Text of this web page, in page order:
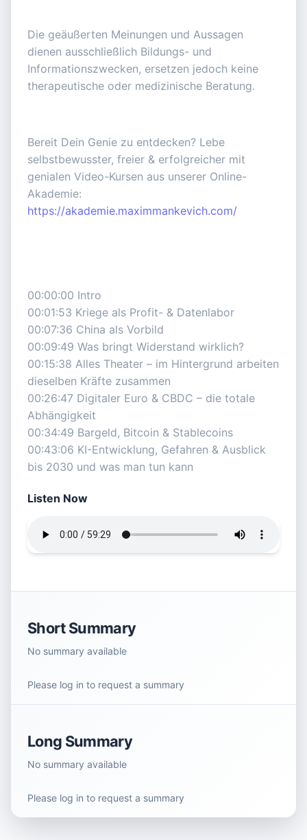
Die geäußerten Meinungen und Aussagen
dienen ausschließlich Bildungs- und
Informationszwecken, ersetzen jedoch keine
therapeutische oder medizinische Beratung.
Bereit Dein Genie zu entdecken? Lebe
selbstbewusster, freier & erfolgreicher mit
genialen Video-Kursen aus unserer Online-
Akademie:
https://akademie.maximmankevich.com/
00:00:00 Intro
00:01:53 Kriege als Profit- & Datenlabor
00:07:36 China als Vorbild
00:09:49 Was bringt Widerstand wirklich?
00:15:38 Alles Theater – im Hintergrund arbeiten
dieselben Kräfte zusammen
00:26:47 Digitaler Euro & CBDC – die totale
Abhängigkeit
00:34:49 Bargeld, Bitcoin & Stablecoins
00:43:06 KI-Entwicklung, Gefahren & Ausblick
bis 2030 und was man tun kann
Listen Now
Short Summary
No summary available
Please log in to request a summary
Long Summary
No summary available
Please log in to request a summary